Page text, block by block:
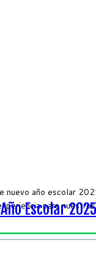
nuevo año escolar
para
Escolar